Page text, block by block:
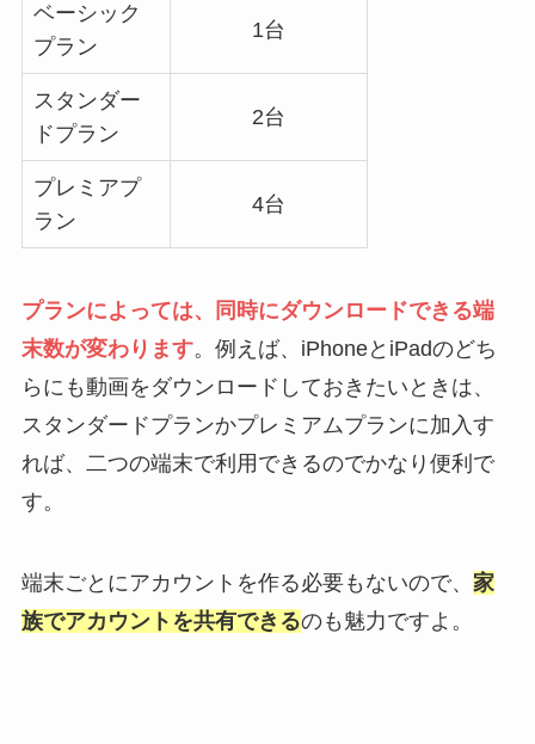
ベーシック
プラン
1台
スタンダー
ドプラン
2台
プレミアプ
ラン
4台
プランによっては、同時にダウンロードできる端
末数が変わります。例えば、iPhoneとiPadのどち
らにも動画をダウンロードしておきたいときは、
スタンダードプランかプレミアムプランに加入す
れば、二つの端末で利用できるのでかなり便利で
す。
端末ごとにアカウントを作る必要もないので、 家
族でアカウントを共有できるのも魅力ですよ。